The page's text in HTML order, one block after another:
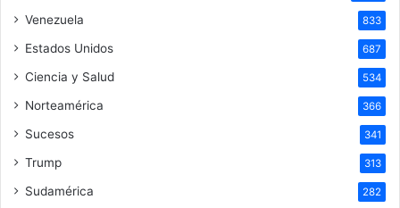
Venezuela 833
Estados Unidos 687
Ciencia y Salud 534
Norteamérica 366
Sucesos 341
Trump 313
Sudamérica 282